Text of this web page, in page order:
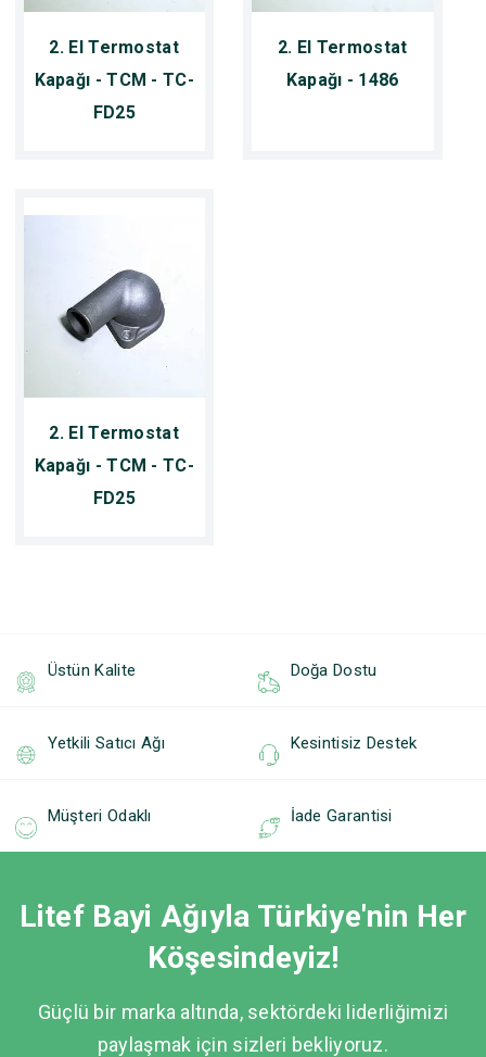
2. El Termostat
Kapağı - TCM - TC-
FD25
2. El Termostat
Kapağı - 1486
2. El Termostat
Kapağı - TCM - TC-
FD25
Üstün Kalite Doğa Dostu
Yetkili Satıcı Ağı Kesintisiz Destek
Müşteri Odaklı İade Garantisi
Litef Bayi Ağıyla Türkiye'nin Her
Köşesindeyiz!
Güçlü bir marka altında, sektördeki liderliğimizi
paylaşmak için sizleri bekliyoruz.